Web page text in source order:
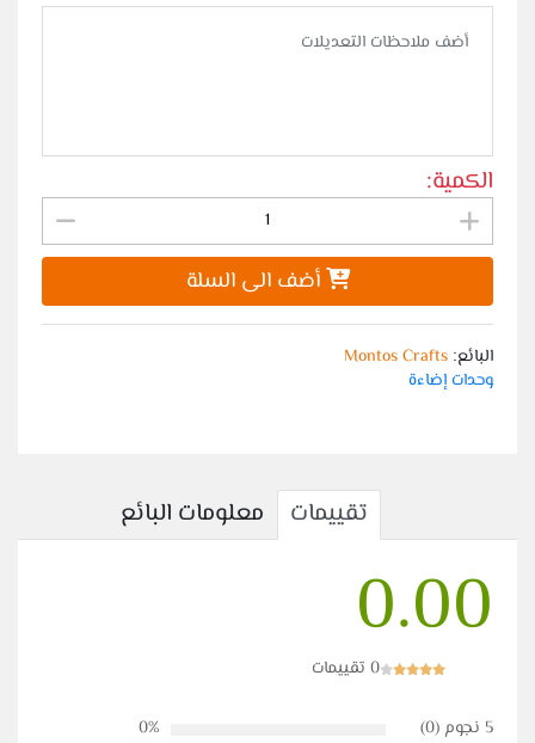
الكمية:
أضف الى السلة
البائع:
Montos Crafts
وحدات إضاءة
تقييمات معلومات البائع
0.00
0 تقييمات
5 نجوم (0)
0%